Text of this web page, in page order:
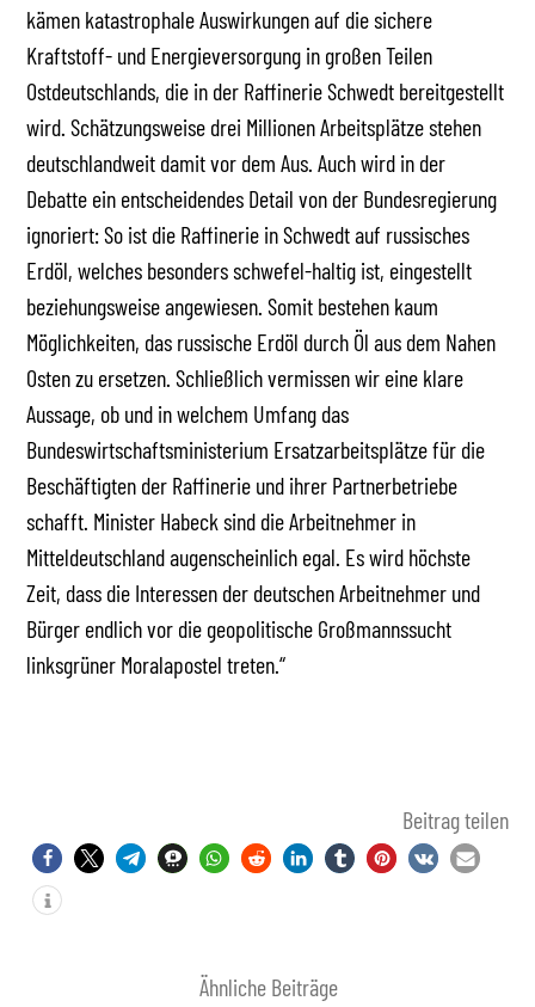
kämen katastrophale Auswirkungen auf die sichere
Kraftstoff- und Energieversorgung in großen Teilen
Ostdeutschlands, die in der Raffinerie Schwedt bereitgestellt
wird. Schätzungsweise drei Millionen Arbeitsplätze stehen
deutschlandweit damit vor dem Aus. Auch wird in der
Debatte ein entscheidendes Detail von der Bundesregierung
ignoriert: So ist die Raffinerie in Schwedt auf russisches
Erdöl, welches besonders schwefel-haltig ist, eingestellt
beziehungsweise angewiesen. Somit bestehen kaum
Möglichkeiten, das russische Erdöl durch Öl aus dem Nahen
Osten zu ersetzen. Schließlich vermissen wir eine klare
Aussage, ob und in welchem Umfang das
Bundeswirtschaftsministerium Ersatzarbeitsplätze für die
Beschäftigten der Raffinerie und ihrer Partnerbetriebe
schafft. Minister Habeck sind die Arbeitnehmer in
Mitteldeutschland augenscheinlich egal. Es wird höchste
Zeit, dass die Interessen der deutschen Arbeitnehmer und
Bürger endlich vor die geopolitische Großmannssucht
linksgrüner Moralapostel treten.“
Beitrag teilen
Ähnliche Beiträge